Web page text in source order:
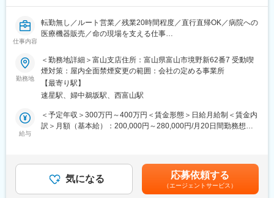
■組織構成：
富山営業所営業社員：46名
変更の範囲：会社の定める業務
※担当顧客数は1～20施設程度を予定しています。
■取り扱い商材：
耗品
・医療機器：病院の受付から退院までのあらゆる場面で使用され
る医療機器
・研究機器：電子顕微鏡や分析装置、実験台、超低温フリーザー
・IT医療ソフトウェア：電子カルテ、医療機器管理システム、医
科システム、画像診断システム、内視鏡関連システムなど
識、取扱製品の知識など、業務の基礎を体系的に学んでいただき
ます。あわせて、先輩社員との同行研修やメーカー研修を通じ
て、営業活動に必要な知識・スキルを段階的に習得できる環境を
仕事内容
転勤無し／ルート営業／残業20時間程度／直行直帰OK／病院への
医療機器販売／命の現場を支える仕事
■職務概要：
医療機器・介護機器の販売などを行なう当社にて、医療機器のル
ート営業をご担当いただきます。
■職務詳細：
・医療機器や消耗品の販売及び納品…担当する医療機関などを訪
問し、見積書の提出、納品した商品の使用報告書を確認します。
・商材…メインはマスクや注射器などの医療用消耗品のほか、
MRIやCT等の大型医療機器まで、医療の現場で必要とされる幅広
い医療機器です。国内外の様々なメーカーを取り扱っており、お
勤務地
＜勤務地詳細＞富山支店住所：富山県富山市境野新62番7 受動喫
煙対策：屋内全面禁煙変更の範囲：会社の定める事業所
【最寄り駅】
速星駅、婦中鵜坂駅、西富山駅
給与
＜予定年収＞300万円～400万円＜賃金形態＞日給月給制＜賃金内
訳＞月額（基本給）：200,000円～280,000円/月20日間勤務想定
手当＞有＜給与補足＞※日給月給のため欠勤した場合は欠勤控除が
あります。■賞与：年２回、3カ月分賃金はあくまでも目安の金額
であり、選考を通じて上下する可能性があります。月給(月額)は固
気になる 応募依頼する
（エージェントサービス）